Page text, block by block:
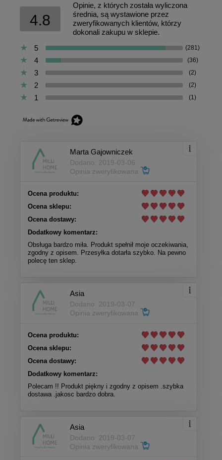
4.8
Opinie, z których została wyliczona
średnia, są wystawione przez
zweryfikowanych klientów, którzy
dokonali zakupu w sklepie.
5
(281)
4 (36)
3 (2)
2 (2)
1 (1)
Marta Gajowniczek
Dodano: 2019-03-06
Opinia zweryfikowana
Ocena produktu:
Ocena sklepu:
Ocena dostawy:
Dodatkowy komentarz:
Obsługa bardzo miła. Produkt spełnił moje oczekiwania,
zgodny z opisem. Przesyłka dotarła szybko. Na pewno
polecę ten sklep.
Asia
Dodano: 2019-03-07
Opinia zweryfikowana
Ocena produktu:
Ocena sklepu:
Ocena dostawy:
Dodatkowy komentarz:
Polecam !! Produkt piękny i zgodny z opisem .szybka
dostawa .jakosc bardzo dobra.
Asia
Dodano: 2019-03-07
Opinia zweryfikowana